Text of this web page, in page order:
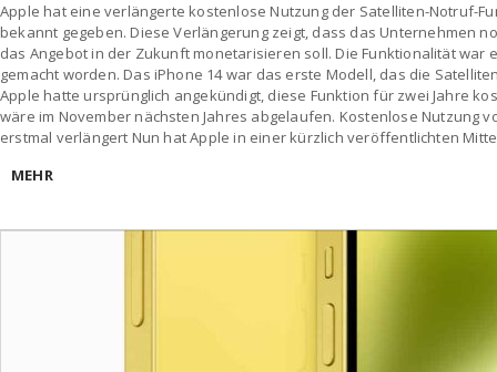
Apple hat eine verlängerte kostenlose Nutzung der Satelliten-Notruf-
bekannt gegeben. Diese Verlängerung zeigt, dass das Unternehmen
das Angebot in der Zukunft monetarisieren soll. Die Funktionalität war
gemacht worden. Das iPhone 14 war das erste Modell, das die
Apple hatte ursprünglich angekündigt, diese Funktion für zwei Jahre
wäre im November nächsten Jahres abgelaufen. Kostenlose Nutzung
erstmal verlängert Nun hat Apple in einer kürzlich veröffentlichten
MEHR